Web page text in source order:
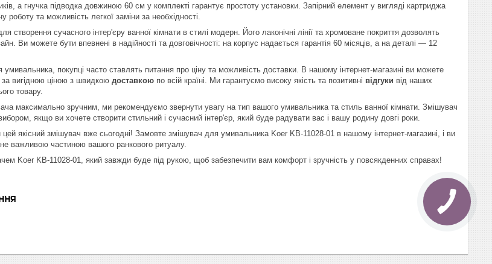
а гнучка підводка довжиною 60 см у комплекті гарантує простоту установки. Запірний елемент у вигляді картриджа
та можливість легкої заміни за необхідності.
створення сучасного інтер'єру ванної кімнати в стилі модерн. Його лаконічні лінії та хромоване покриття дозволять
Ви можете бути впевнені в надійності та довговічності: на корпус надається гарантія 60 місяців, а на деталі — 12
покупці часто ставлять питання про ціну та можливість доставки. В нашому інтернет-магазині ви можете
вигідною ціною з швидкою доставкою по всій країні. Ми гарантуємо високу якість та позитивні відгуки від наших
товару.
максимально зручним, ми рекомендуємо звернути увагу на тип вашого умивальника та стиль ванної кімнати. Змішувач
якщо ви хочете створити стильний і сучасний інтер'єр, який буде радувати вас і вашу родину довгі роки.
якісний змішувач вже сьогодні! Замовте змішувач для умивальника Koer KB-11028-01 в нашому інтернет-магазині, і ви
важливою частиною вашого ранкового ритуалу.
Koer KB-11028-01, який завжди буде під рукою, щоб забезпечити вам комфорт і зручність у повсякденних справах!